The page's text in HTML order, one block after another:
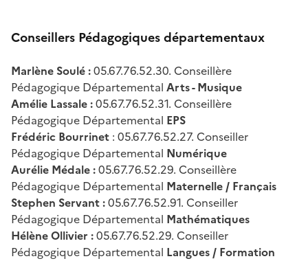
Conseillers Pédagogiques départementaux
Marlène Soulé :05.67.76.52.30. Conseillère
Pédagogique Départemental Arts - Musique
Amélie Lassale :05.67.76.52.31. Conseillère
Pédagogique Départemental EPS
Frédéric Bourrinet : 05.67.76.52.27. Conseiller
Pédagogique Départemental Numérique
Aurélie Médale :05.67.76.52.29. Conseillère
Pédagogique Départemental Maternelle / Français
Stephen Servant :05.67.76.52.91. Conseiller
Pédagogique Départemental Mathématiques
Hélène Ollivier :05.67.76.52.29. Conseiller
Pédagogique Départemental Langues / Formation